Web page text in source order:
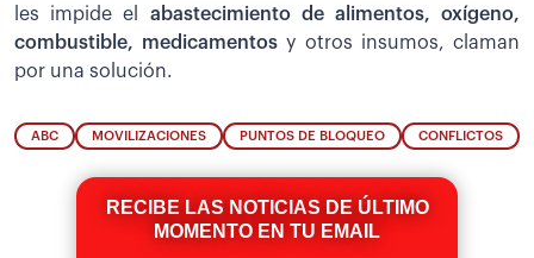
les impide el abastecimiento de alimentos, oxígeno,
combustible, medicamentos y otros insumos, claman
por una solución.
ABC MOVILIZACIONES PUNTOS DE BLOQUEO CONFLICTOS
RECIBE LAS NOTICIAS DE ÚLTIMO
MOMENTO EN TU EMAIL